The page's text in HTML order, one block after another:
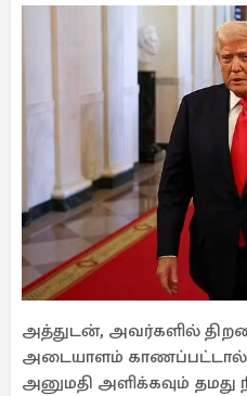
அத்துடன், அவர்களில்
அடையாளம் காணப்பட்டால்
அனுமதி அளிக்கவும் தமது